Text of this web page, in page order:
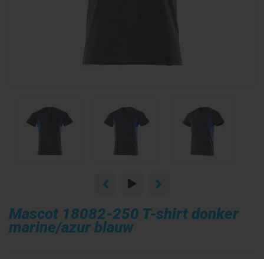
Mascot 18082-250 T-shirt donker
marine/azur blauw